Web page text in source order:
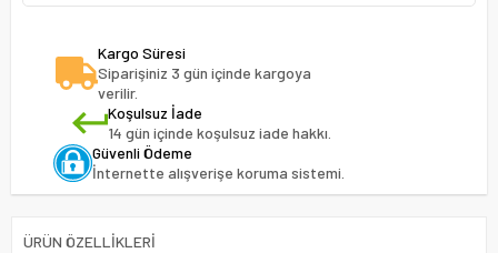
Kargo Süresi
Siparişiniz 3 gün içinde kargoya
verilir.
Koşulsuz İade
14 gün içinde koşulsuz iade hakkı.
Güvenli Ödeme
İnternette alışverişe koruma sistemi.
ÜRÜN ÖZELLIKLERI